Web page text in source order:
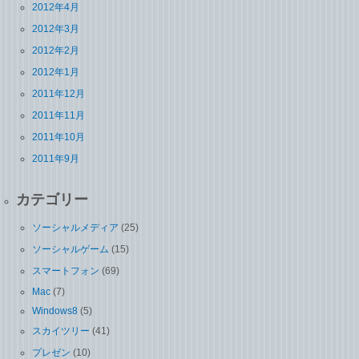
2012年4月
2012年3月
2012年2月
2012年1月
2011年12月
2011年11月
2011年10月
2011年9月
カテゴリー
ソーシャルメディア (25)
ソーシャルゲーム (15)
スマートフォン (69)
Mac (7)
Windows8 (5)
スカイツリー (41)
プレゼン (10)